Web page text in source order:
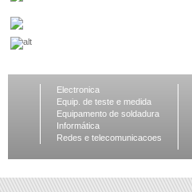
Electronica
Equip. de teste e medida
Equipamento de soldadura
Informática
Redes e telecomunicacoes